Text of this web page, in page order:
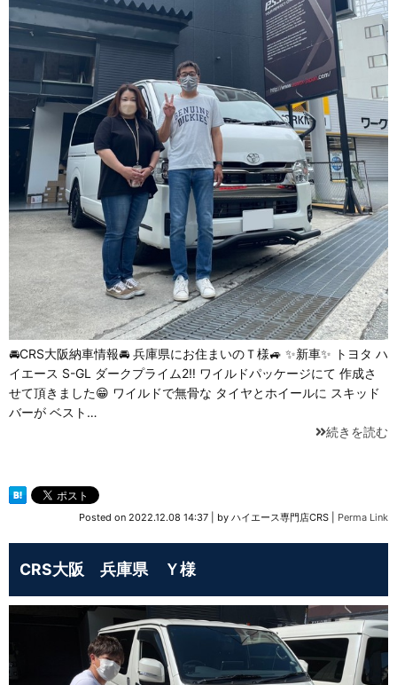
🚘CRS大阪納車情報🚘 兵庫県にお住まいのＴ様🚙 ✨新車✨ トヨタ ハ
イエース S-GL ダークプライム2‼️ ワイルドパッケージにて 作成さ
せて頂きました😁 ワイルドで無骨な タイヤとホイールに スキッド
バーが ベスト…
続きを読む
Posted on 2022.12.08 14:37 by ハイエース専門店CRS Perma Link
CRS大阪 兵庫県 Ｙ様